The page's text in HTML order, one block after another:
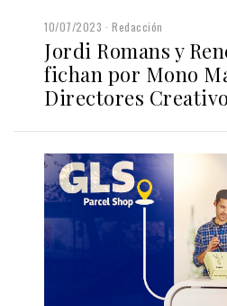
10/07/2023 Redacción
Jordi Romans y
fichan por Mono
Directores